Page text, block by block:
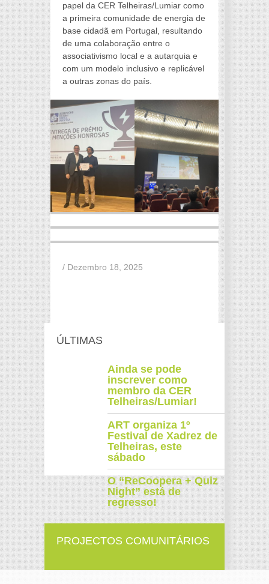
papel da CER Telheiras/Lumiar como
a primeira comunidade de energia de
base cidadã em Portugal, resultando
de uma colaboração entre o
associativismo local e a autarquia e
com um modelo inclusivo e replicável
a outras zonas do país.
/ Dezembro 18, 2025
ÚLTIMAS
Ainda se pode
inscrever como
membro da CER
Telheiras/Lumiar!
ART organiza 1º
Festival de Xadrez de
Telheiras, este
sábado
O “ReCoopera + Quiz
Night” está de
regresso!
PROJECTOS COMUNITÁRIOS